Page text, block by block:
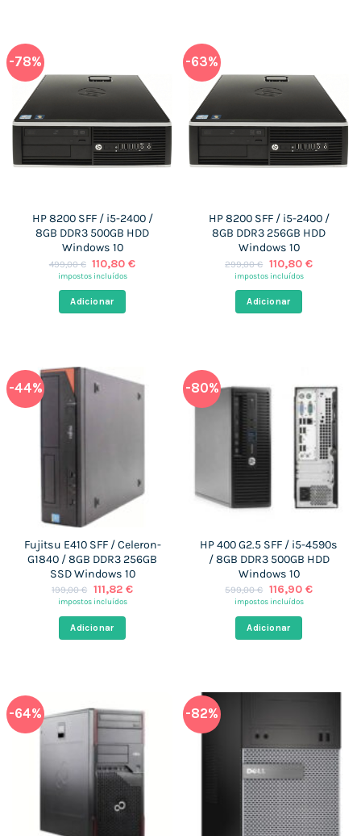
-78%
HP 8200 SFF / i5-2400 /
8GB DDR3 500GB HDD
Windows 10
499,00€ O
preço
era:
499,00 €.
110,80€O
impostos incluídos
Adicionar
-63%
HP 8200 SFF / i5-2400 /
8GB DDR3 256GB HDD
Windows 10
299,00€ O
preço
era:
299,00 €.
110,80 €O
impostos incluídos
Adicionar
-44%
Fujitsu E410 SFF / Celeron-
G1840 / 8GB DDR3 256GB
SSD Windows 10
199,00€ O
preço
199,00 €.
111,82 €O
impostos incluídos
Adicionar
-80%
HP 400 G2.5 SFF / i5-4590s
/ 8GB DDR3 500GB HDD
Windows 10
599,00€ O
preço
era:
599,00 €.
116,90 €O
impostos incluídos
Adicionar
-64% -82%